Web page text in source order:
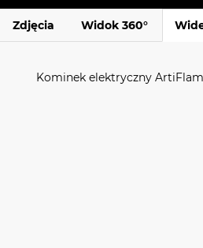
Zdjęcia Widok 360°
Kominek elektryczny